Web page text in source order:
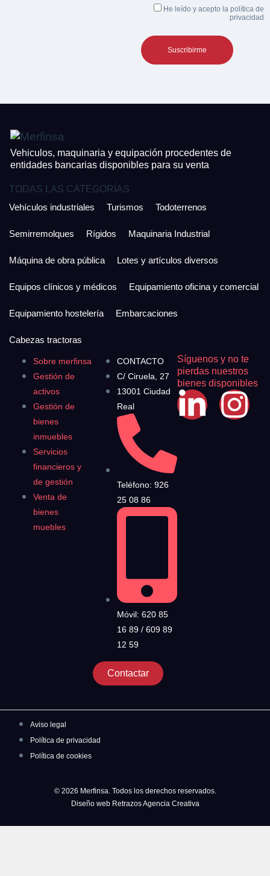
He leído y acepto la política de
privacidad
Vehiculos, maquinaria y equipación procedentes de
entidades bancarias disponibles para su venta
Sobre merfinsa
Gestión de
activos
Gestión de
bienes
inmuebles
Servicios
financieros y
de gestión
Venta de
bienes
muebles
CONTACTO
C/ Ciruela, 27
13001 Ciudad
Real
Teléfono: 926
25 08 86
Móvil: 620 85
16 89 / 609 89
12 59
Contactar
Síguenos y no te
pierdas nuestros
bienes disponibles
TODAS LAS CATEGORÍAS
Vehículos industriales
Turismos Todoterrenos
Semirremolques Rígidos Maquinaria Industrial
Máquina de obra pública Lotes y artículos diversos
Equipos clínicos y médicos Equipamiento oficina y comercial
Equipamiento hostelería Embarcaciones
Cabezas tractoras
Aviso legal
Política de privacidad
Política de cookies
© 2026 Merfinsa. Todos los derechos reservados.
Diseño web Retrazos Agencia Creativa
Acepto la Política de Privacidad y las Condiciones de Uso.
continuación confirma que estás de acuerdo con ambas.